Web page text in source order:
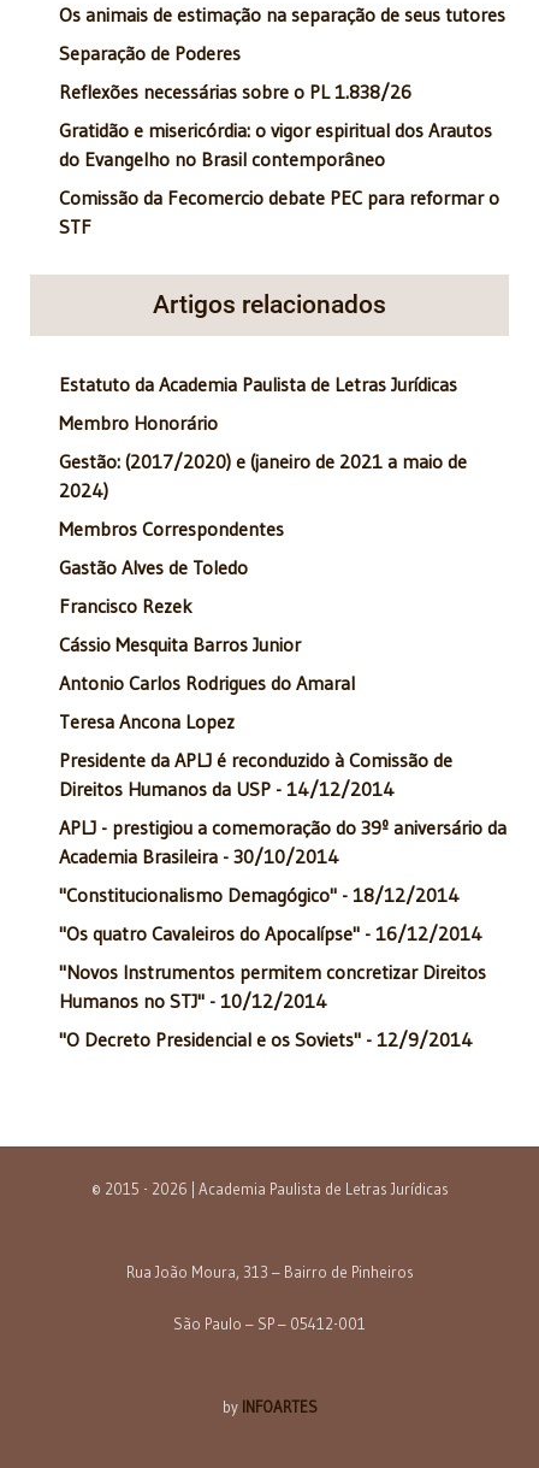
Os animais de estimação na separação de seus tutores
Separação de Poderes
Reflexões necessárias sobre o PL 1.838/26
Gratidão e misericórdia: o vigor espiritual dos Arautos
do Evangelho no Brasil contemporâneo
Comissão da Fecomercio debate PEC para reformar o
STF
Artigos relacionados
Estatuto da Academia Paulista de Letras Jurídicas
Membro Honorário
Gestão: (2017/2020) e (janeiro de 2021 a maio de
2024)
Membros Correspondentes
Gastão Alves de Toledo
Francisco Rezek
Cássio Mesquita Barros Junior
Antonio Carlos Rodrigues do Amaral
Teresa Ancona Lopez
Presidente da APLJ é reconduzido à Comissão de
Direitos Humanos da USP - 14/12/2014
APLJ - prestigiou a comemoração do 39º aniversário da
Academia Brasileira - 30/10/2014
"Constitucionalismo Demagógico" - 18/12/2014
"Os quatro Cavaleiros do Apocalípse" - 16/12/2014
"Novos Instrumentos permitem concretizar Direitos
Humanos no STJ" - 10/12/2014
"O Decreto Presidencial e os Soviets" - 12/9/2014
© 2015 - 2026 | Academia Paulista de Letras Jurídicas
Rua João Moura, 313 – Bairro de Pinheiros
São Paulo – SP – 05412-001
by INFOARTES